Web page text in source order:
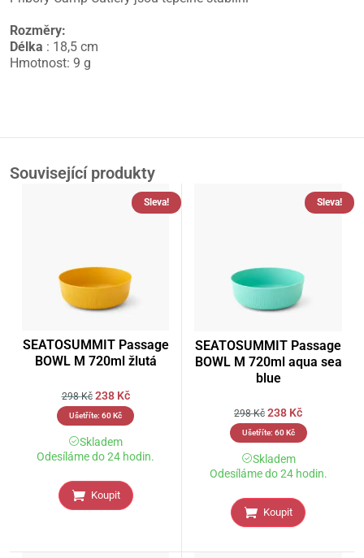
Rozměry:
Délka : 18,5 cm
Hmotnost: 9 g
Související produkty
Sleva!
SEATOSUMMIT Passage
BOWL M 720ml žlutá
298Kč 238 Kč
Ušetříte: 60Kč
Skladem
Odesíláme do 24 hodin.
Koupit
Sleva!
SEATOSUMMIT Passage
BOWL M 720ml aqua sea
blue
298Kč 238 Kč
Ušetříte: 60Kč
Skladem
Odesíláme do 24 hodin.
Koupit